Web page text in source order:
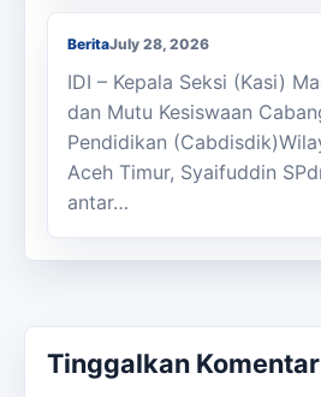
BeritaJuly 28, 2026
IDI – Kepala Seksi (Kasi)
dan Mutu Kesiswaan
Pendidikan
Aceh Timur, Syaifuddin
antar…
Tinggalkan Komentar